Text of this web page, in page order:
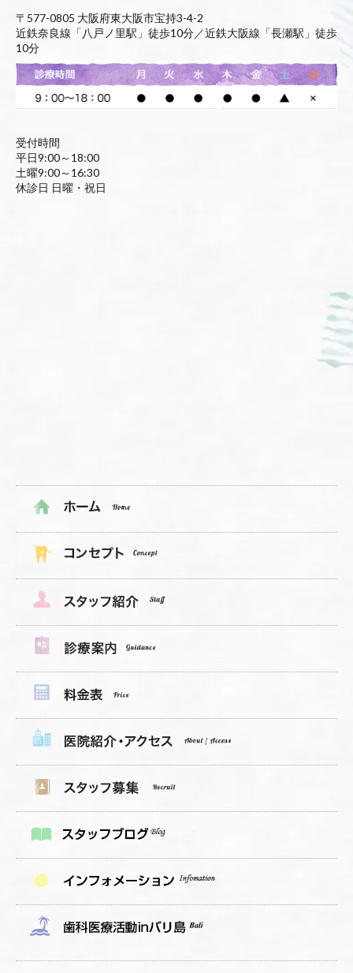
〒577-0805 大阪府東大阪市宝持3-4-2
近鉄奈良線「八戸ノ里駅」徒歩10分／近鉄大阪線「長瀬駅」徒歩
10分
受付時間
平日9:00～18:00
土曜9:00～16:30
休診日 日曜・祝日